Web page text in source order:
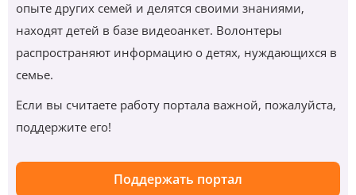
опыте других семей и делятся своими знаниями,
находят детей в базе видеоанкет. Волонтеры
распространяют информацию о детях, нуждающихся в
семье.
Если вы считаете работу портала важной, пожалуйста,
поддержите его!
Поддержать портал